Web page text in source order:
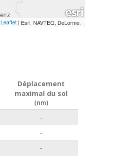
Leaflet | Esri, NAVTEQ, DeLorme,
Déplacement
maximal du sol
(nm)
-
-
-